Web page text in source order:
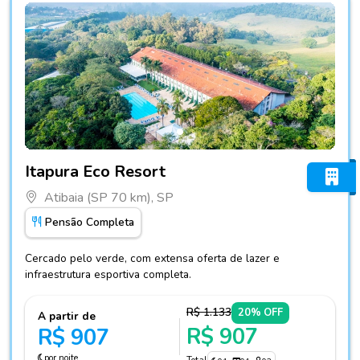
Itapura Eco Resort
Atibaia (SP 70 km), SP
Pensão Completa
Cercado pelo verde, com extensa oferta de lazer e
infraestrutura esportiva completa.
A partir de
R$ 907
R$ 1.133 20% OFF
R$ 907